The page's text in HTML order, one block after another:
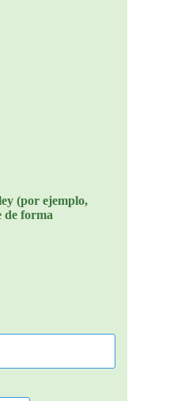
(por ejemplo,
de forma